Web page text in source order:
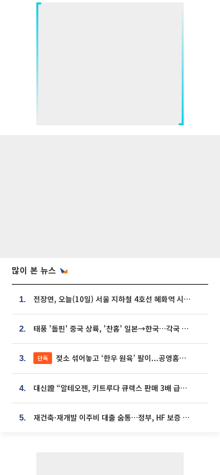
많이 본 뉴스
1. 전장연, 오늘(10일) 서울 지하철 4호선 혜화역 시위…1호선 용산역 무정차
2. 태풍 '돌핀' 중국 상륙, '찬홈' 일본→한국…각국 기상청 예상 경로는?
3. 단독 젖소 섞어놓고 ‘한우 원육’ 팔이...공영홈쇼핑 표기·검증 구멍
4. 대신證 “알테오젠, 키트루다 큐렉스 판매 3배 급증…목표가 41만원 상향”
5. 재건축·재개발 이주비 대출 숨통…정부, HF 보증 신설 추진